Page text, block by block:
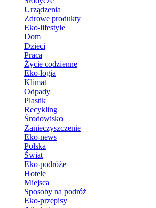
Urządzenia
Zdrowe produkty
Eko-lifestyle
Dom
Dzieci
Praca
Życie codzienne
Eko-logia
Klimat
Odpady
Plastik
Recykling
Środowisko
Zanieczyszczenie
Eko-news
Polska
Świat
Eko-podróże
Hotele
Miejsca
Sposoby na podróż
Eko-przepisy